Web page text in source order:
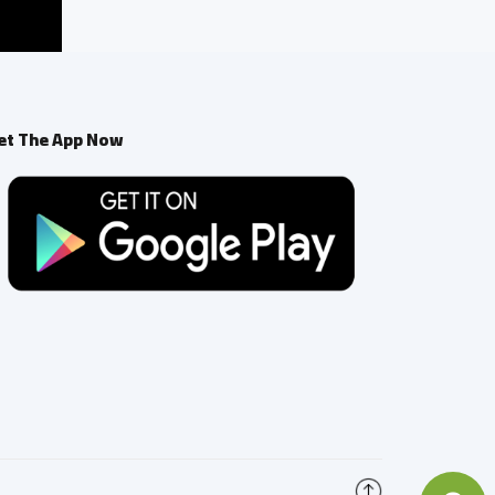
The App Now